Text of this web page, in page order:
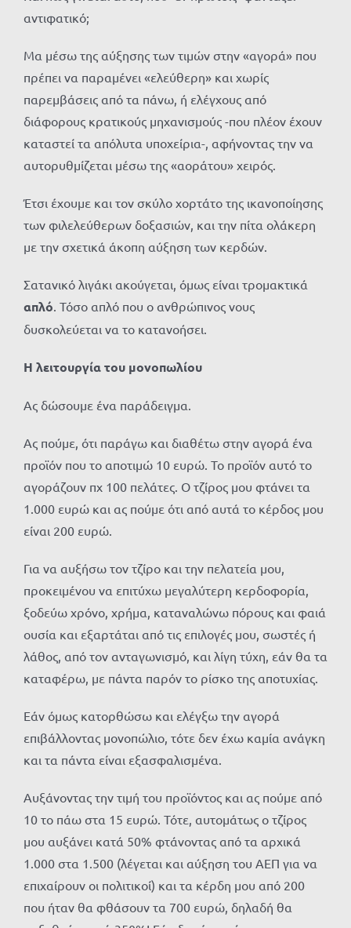
αντιφατικό;
Μα μέσω της αύξησης των τιμών στην «αγορά» που
πρέπει να παραμένει «ελεύθερη» και χωρίς
παρεμβάσεις από τα πάνω, ή ελέγχους από
διάφορους κρατικούς μηχανισμούς -που πλέον έχουν
καταστεί τα απόλυτα υποχείρια-, αφήνοντας την να
αυτορυθμίζεται μέσω της «αοράτου» χειρός.
Έτσι έχουμε και τον σκύλο χορτάτο της ικανοποίησης
των φιλελεύθερων δοξασιών, και την πίτα ολάκερη
με την σχετικά άκοπη αύξηση των κερδών.
Σατανικό λιγάκι ακούγεται, όμως είναι τρομακτικά
απλό. Τόσο απλό που ο ανθρώπινος νους
δυσκολεύεται να το κατανοήσει.
Η λειτουργία του μονοπωλίου
Ας δώσουμε ένα παράδειγμα.
Ας πούμε, ότι παράγω και διαθέτω στην αγορά ένα
προϊόν που το αποτιμώ 10 ευρώ. Το προϊόν αυτό το
αγοράζουν πχ 100 πελάτες. Ο τζίρος μου φτάνει τα
1.000 ευρώ και ας πούμε ότι από αυτά το κέρδος μου
είναι 200 ευρώ.
Για να αυξήσω τον τζίρο και την πελατεία μου,
προκειμένου να επιτύχω μεγαλύτερη κερδοφορία,
ξοδεύω χρόνο, χρήμα, καταναλώνω πόρους και φαιά
ουσία και εξαρτάται από τις επιλογές μου, σωστές ή
λάθος, από τον ανταγωνισμό, και λίγη τύχη, εάν θα τα
καταφέρω, με πάντα παρόν το ρίσκο της αποτυχίας.
Εάν όμως κατορθώσω και ελέγξω την αγορά
επιβάλλοντας μονοπώλιο, τότε δεν έχω καμία ανάγκη
και τα πάντα είναι εξασφαλισμένα.
Αυξάνοντας την τιμή του προϊόντος και ας πούμε από
10 το πάω στα 15 ευρώ. Τότε, αυτομάτως ο τζίρος
μου αυξάνει κατά 50% φτάνοντας από τα αρχικά
1.000 στα 1.500 (λέγεται και αύξηση του ΑΕΠ για να
επιχαίρουν οι πολιτικοί) και τα κέρδη μου από 200
που ήταν θα φθάσουν τα 700 ευρώ, δηλαδή θα